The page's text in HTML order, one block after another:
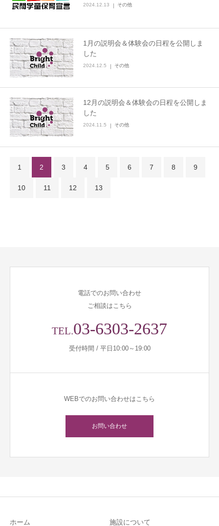
2024.12.13 その他
1月の説明会＆体験会の日程を公開しま
した
2024.12.5 その他
12月の説明会＆体験会の日程を公開しま
した
2024.11.5 その他
1 2 3 4 5 6 7 8 9
10 11 12 13
電話でのお問い合わせ
ご相談はこちら
TEL.03-6303-2637
受付時間 / 平日10:00～19:00
WEBでのお問い合わせはこちら
お問い合わせ
ホーム 施設について